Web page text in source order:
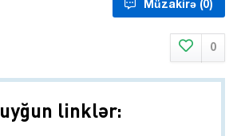
Müzakirə (0)
0
linklər: